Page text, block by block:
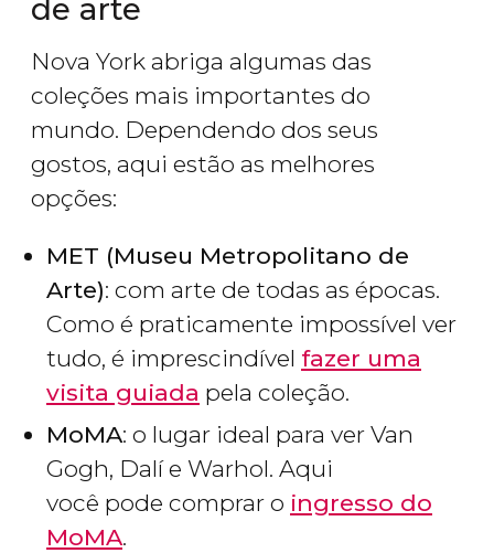
de arte
Nova York abriga algumas das
coleções mais importantes do
mundo. Dependendo dos seus
gostos, aqui estão as melhores
opções:
MET (Museu Metropolitano de
Arte): com arte de todas as épocas.
Como é praticamente impossível ver
tudo, é imprescindível fazer uma
visita guiada pela coleção.
MoMA: o lugar ideal para ver Van
Gogh, Dalí e Warhol. Aqui
você pode comprar o ingresso do
MoMA.